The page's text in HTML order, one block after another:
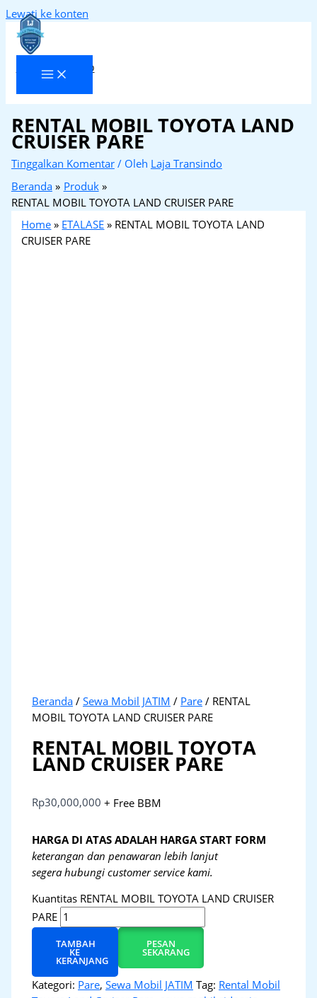
Lewati ke konten
Laja Transindo
RENTAL MOBIL TOYOTA LAND
CRUISER PARE
Tinggalkan Komentar / Oleh Laja Transindo
Beranda
Produk
RENTAL MOBIL TOYOTA LAND CRUISER PARE
Home » ETALASE » RENTAL MOBIL TOYOTA LAND
CRUISER PARE
Beranda /Sewa Mobil JATIM / Pare / RENTAL
MOBIL TOYOTA LAND CRUISER PARE
RENTAL MOBIL TOYOTA
LAND CRUISER PARE
Rp30,000,000 + Free BBM
HARGA DI ATAS ADALAH HARGA START FORM
keterangan dan penawaran lebih lanjut
segera hubungi customer service kami.
Kuantitas RENTAL MOBIL TOYOTA LAND CRUISER
PARE
TAMBAH
KE
KERANJANG
PESAN
SEKARANG
Kategori: Pare,Sewa Mobil JATIM Tag: Rental Mobil